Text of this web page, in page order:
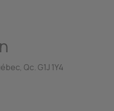
Qc. G1J 1Y4